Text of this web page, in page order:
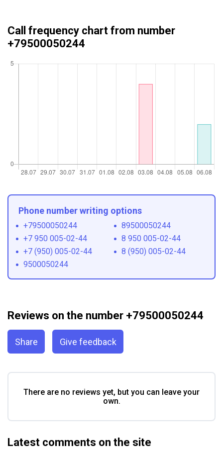
Call frequency chart from number
+79500050244
Phone number writing options
+79500050244
89500050244
+7 950 005-02-44
8 950 005-02-44
+7 (950) 005-02-44
8 (950) 005-02-44
9500050244
Reviews on the number +79500050244
Share Give feedback
There are no reviews yet, but you can leave your
own.
Latest comments on the site